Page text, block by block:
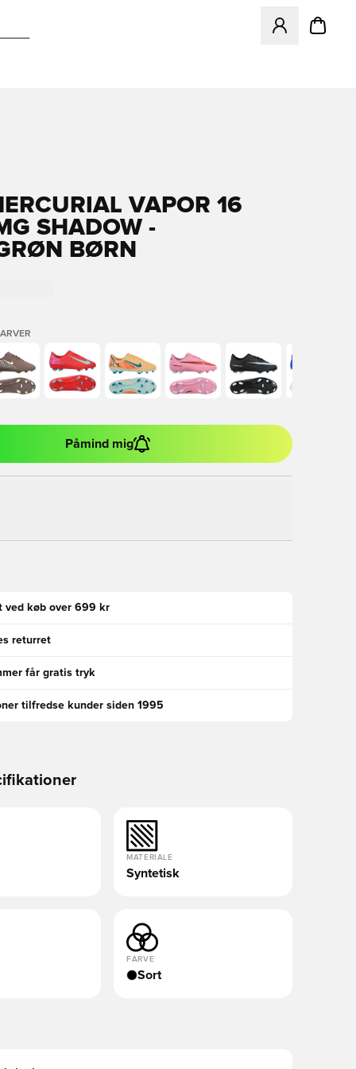
Åbner en
VAPOR 16
SHADOW -
BØRN
Påmind mig
ved køb over 699 kr
returret
får gratis tryk
tilfredse kunder siden 1995
MATERIALE
Syntetisk
FARVE
Sort